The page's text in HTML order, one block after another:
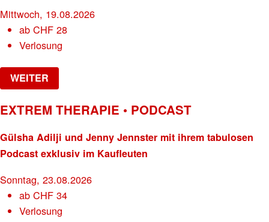
Mittwoch, 19.08.2026
abCHF 28
Verlosung
WEITER
EXTREM THERAPIE • PODCAST
Gülsha Adilji und Jenny Jennster mit ihrem tabulosen
Podcast exklusiv im Kaufleuten
Sonntag, 23.08.2026
abCHF 34
Verlosung